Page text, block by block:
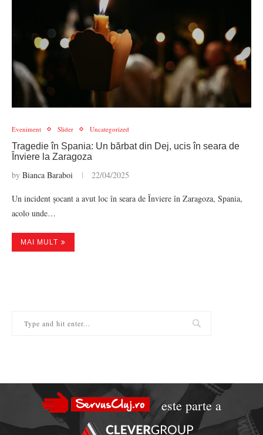
Eveniment Slider Uncategorized
Tragedie în Spania: Un bărbat din Dej, ucis în seara de
Înviere la Zaragoza
by Bianca Baraboi 22/04/2025
Un incident șocant a avut loc în seara de Înviere în Zaragoza, Spania,
acolo unde…
MAI MULT
este parte a